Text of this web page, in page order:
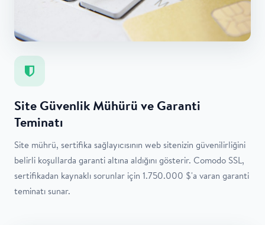
Site Güvenlik Mühürü ve Garanti
Teminatı
Site mührü, sertifika sağlayıcısının web sitenizin güvenilirliğini
belirli koşullarda garanti altına aldığını gösterir. Comodo SSL,
sertifikadan kaynaklı sorunlar için 1.750.000 $'a varan garanti
teminatı sunar.